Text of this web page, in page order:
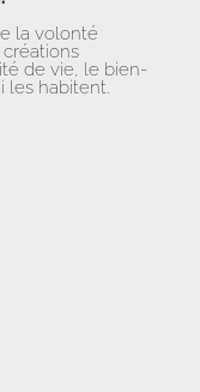
la volonté
créations
de vie, le bien-
les habitent.